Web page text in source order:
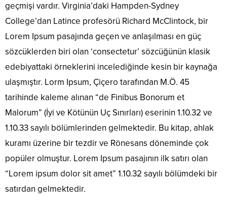
geçmişi vardır. Virginia’daki Hampden-Sydney
College’dan Latince profesörü Richard McClintock, bir
Lorem Ipsum pasajında geçen ve anlaşılması en güç
sözcüklerden biri olan ‘consectetur’ sözcüğünün klasik
edebiyattaki örneklerini incelediğinde kesin bir kaynağa
ulaşmıştır. Lorm Ipsum, Çiçero tarafından M.Ö. 45
tarihinde kaleme alınan “de Finibus Bonorum et
Malorum” (İyi ve Kötünün Uç Sınırları) eserinin 1.10.32 ve
1.10.33 sayılı bölümlerinden gelmektedir. Bu kitap, ahlak
kuramı üzerine bir tezdir ve Rönesans döneminde çok
popüler olmuştur. Lorem Ipsum pasajının ilk satırı olan
“Lorem ipsum dolor sit amet” 1.10.32 sayılı bölümdeki bir
satırdan gelmektedir.